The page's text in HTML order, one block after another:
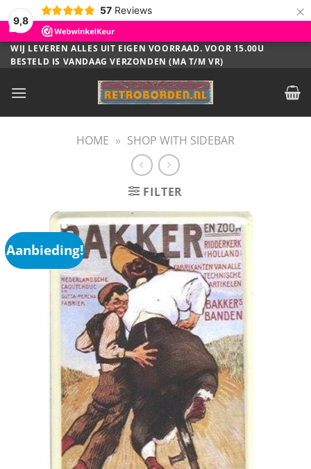
9,8
57 Reviews ×
Ga
naar
WIJ LEVEREN ALLES UIT EIGEN VOORRAAD. VOOR 15.00U
BESTELD IS VANDAAG VERZONDEN (MA T/M VR)
HOME » SHOP WITH SIDEBAR
FILTER
Aanbieding!